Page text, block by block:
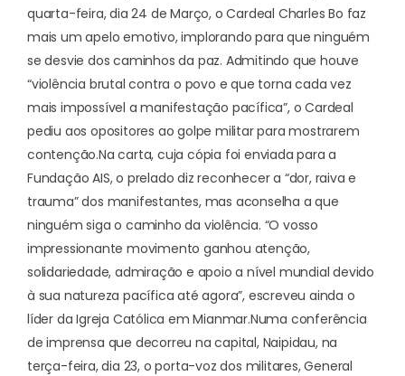
quarta-feira, dia 24 de Março, o Cardeal Charles Bo faz
mais um apelo emotivo, implorando para que ninguém
se desvie dos caminhos da paz. Admitindo que houve
“violência brutal contra o povo e que torna cada vez
mais impossível a manifestação pacífica”, o Cardeal
pediu aos opositores ao golpe militar para mostrarem
contenção.Na carta, cuja cópia foi enviada para a
Fundação AIS, o prelado diz reconhecer a “dor, raiva e
trauma” dos manifestantes, mas aconselha a que
ninguém siga o caminho da violência. “O vosso
impressionante movimento ganhou atenção,
solidariedade, admiração e apoio a nível mundial devido
à sua natureza pacífica até agora”, escreveu ainda o
líder da Igreja Católica em Mianmar.Numa conferência
de imprensa que decorreu na capital, Naipidau, na
terça-feira, dia 23, o porta-voz dos militares, General